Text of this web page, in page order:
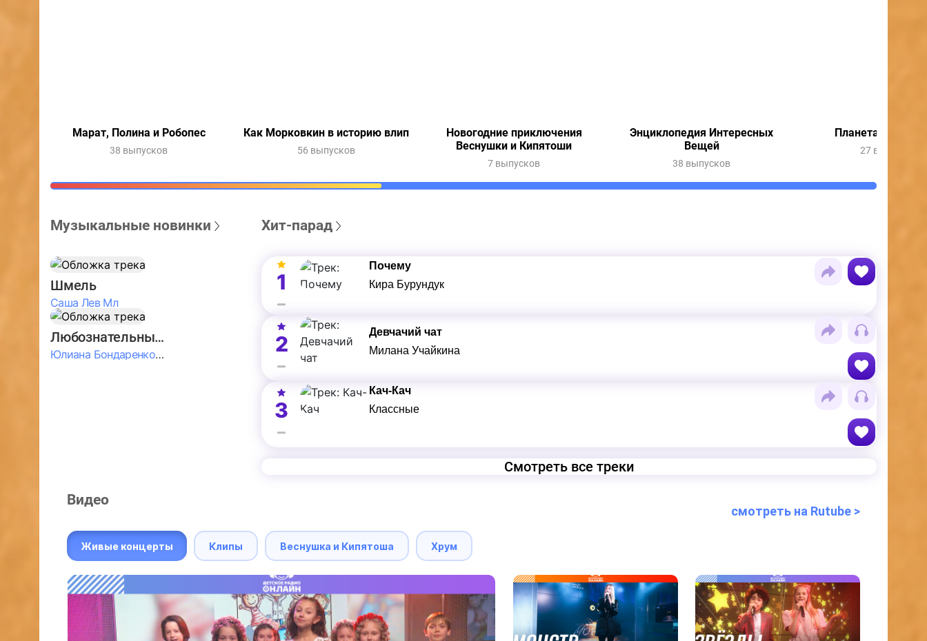
Марат, Полина и Робопес
38 выпусков
Как Морковкин в историю влип
56 выпусков
Новогодние приключения
Веснушки и Кипятоши
7 выпусков
Энциклопедия Интересных
Вещей
38 выпусков
Планета в
27 выпусков
Музыкальные новинки
Шмель
Саша Лев Мл
Любознательные Дети
Юлиана Бондаренко & Амелия Колпакова & Егор Егоров & Валерия Шевченко & Ксюша Косичкина
Хит-парад
1
Почему
Кира Бурундук
2
Девчачий чат
Милана Учайкина
3
Кач-Кач
Классные
Смотреть все треки
Видео
смотреть на Rutube >
Живые концерты Клипы Веснушка и Кипятоша Хрум